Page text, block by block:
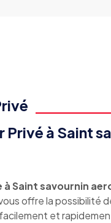
Privé à Saint
à Saint savournin
offre la possibilité
et